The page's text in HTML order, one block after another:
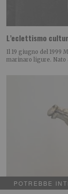
POTREBBE
L’eclettismo
Il 19 giugno del 1999
marinaro ligure. Nato